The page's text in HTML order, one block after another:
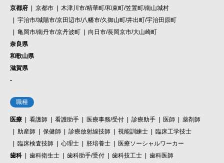
京都府
京都市
木津川市/精華町/和束町/笠置町/南山城村
宇治市/城陽市/京田辺市/八幡市/久御山町/井出町/宇治田原町
亀岡市/南丹市/京丹波町
向日市/長岡京市/大山崎町
奈良県
和歌山県
滋賀県
-
職種
医療 看護師 看護助手 医療事務/受付 診療助手 医師
薬剤師
助産師
保健師 診療放射線技師 視能訓練士
臨床工学技士
臨床検査技師
心理士 胚培養士
医療ソーシャルワーカー
歯科
歯科衛生士 歯科助手/受付 歯科技工士
歯科医師